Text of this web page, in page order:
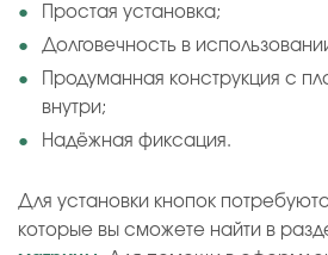
Простая установка;
Долговечность в
Продуманная конструкция с
внутри;
Надёжная фиксация.
Для установки кнопок
которые вы сможете найти в